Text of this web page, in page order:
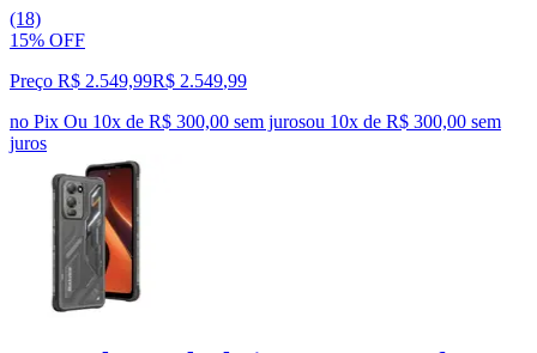
(18)
15% OFF
Preço R$ 2.549,99R$ 2.549,99
no Pix Ou 10x de R$ 300,00 sem jurosou 10x de R$ 300,00 sem
juros